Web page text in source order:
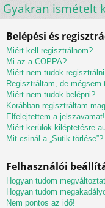
lin
k
m
Gyakran ismételt
Belépési és
Miért kell regisztrálnom?
Mi az a COPPA?
Miért nem tudok
Regisztráltam, de mégsem
Miért nem tudok belépni?
Korábban regisztráltam
Elfelejtettem a jelszavamat!
Miért kerülök kiléptetésre
Mit csinál a „Sütik törlése”?
Felhasználói
Hogyan tudom
Hogyan tudom
Nem pontos az idő!